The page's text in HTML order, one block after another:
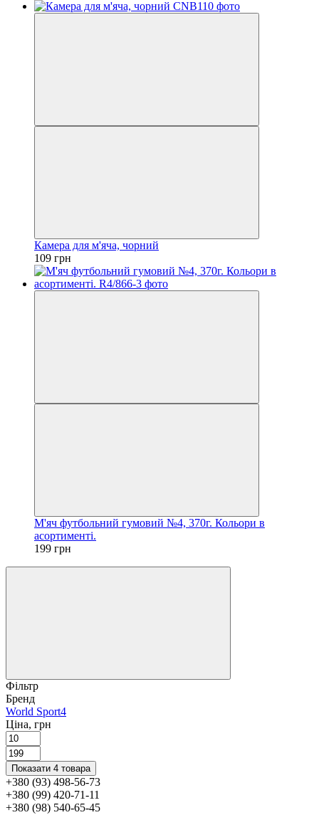
Камера для м'яча, чорний
109 грн
М'яч футбольний гумовий №4, 370г. Кольори в
асортименті.
199 грн
Фільтр
Бренд
World Sport4
Ціна, грн
Показати 4 товара
+380 (93) 498-56-73
+380 (99) 420-71-11
+380 (98) 540-65-45